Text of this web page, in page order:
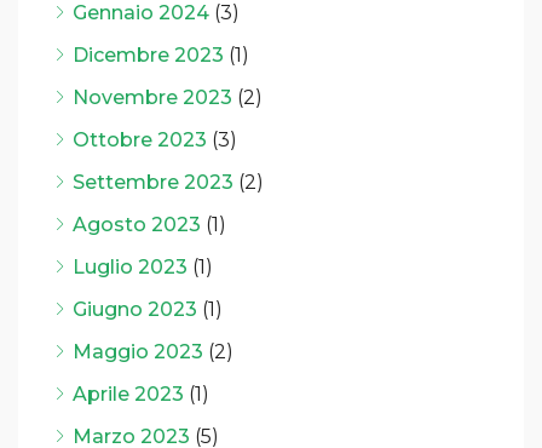
Gennaio 2024 (3)
Dicembre 2023 (1)
Novembre 2023 (2)
Ottobre 2023 (3)
Settembre 2023 (2)
Agosto 2023 (1)
Luglio 2023 (1)
Giugno 2023 (1)
Maggio 2023 (2)
Aprile 2023 (1)
Marzo 2023 (5)